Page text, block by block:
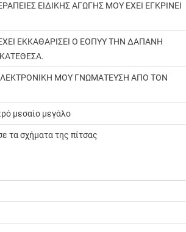
ΕΙΔΙΚΗΣ ΑΓΩΓΗΣ ΜΟΥ ΕΧΕΙ ΕΓΚΡΙΝΕΙ
ΕΚΚΑΘΑΡΙΣΕΙ Ο ΕΟΠΥΥ ΤΗΝ ΔΑΠΑΝΗ
ΜΟΥ ΓΝΩΜΑΤΕΥΣΗ ΑΠΟ ΤΟΝ
μεσαίο μεγάλο
τα σχήματα της πίτσας